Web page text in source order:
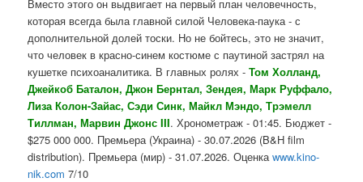
Вместо этого он выдвигает на первый план человечность,
которая всегда была главной силой Человека-паука - с
дополнительной долей тоски. Но не бойтесь, это не значит,
что человек в красно-синем костюме с паутиной застрял на
кушетке психоаналитика. В главных ролях -Том Холланд,
Джейкоб Баталон, Джон Бернтал, Зендея, Марк Руффало,
Лиза Колон-Зайас, Сэди Синк, Майкл Мэндо, Трэмелл
Тиллман, Марвин Джонс III. Хронометраж - 01:45. Бюджет -
$275 000 000. Премьера (Украина) - 30.07.2026 (B&H film
distribution). Премьера (мир) - 31.07.2026. Оценкаwww.kino-
nik.com 7/10